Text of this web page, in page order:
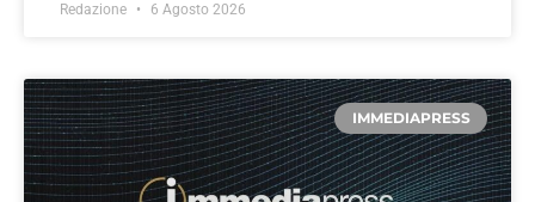
Redazione 6 Agosto 2026
IMMEDIAPRESS